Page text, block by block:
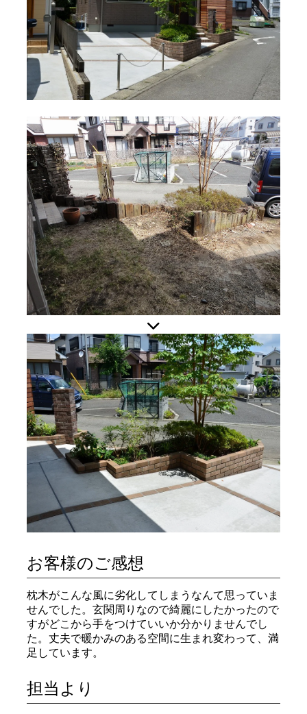
お客様のご感想
枕木がこんな風に劣化してしまうなんて思っていま
せんでした。玄関周りなので綺麗にしたかったので
すがどこから手をつけていいか分かりませんでし
た。丈夫で暖かみのある空間に生まれ変わって、満
足しています。
担当より